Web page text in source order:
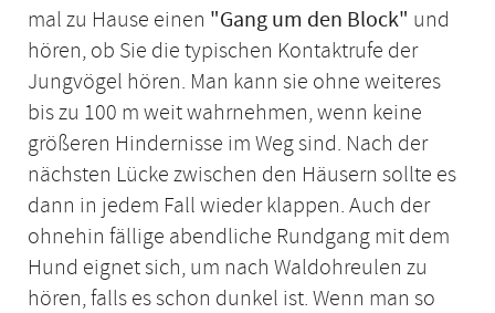
mal zu Hause einen "Gang um den Block" und
hören, ob Sie die typischen Kontaktrufe der
Jungvögel hören. Man kann sie ohne weiteres
bis zu 100 m weit wahrnehmen, wenn keine
größeren Hindernisse im Weg sind. Nach der
nächsten Lücke zwischen den Häusern sollte es
dann in jedem Fall wieder klappen. Auch der
ohnehin fällige abendliche Rundgang mit dem
Hund eignet sich, um nach Waldohreulen zu
hören, falls es schon dunkel ist. Wenn man so